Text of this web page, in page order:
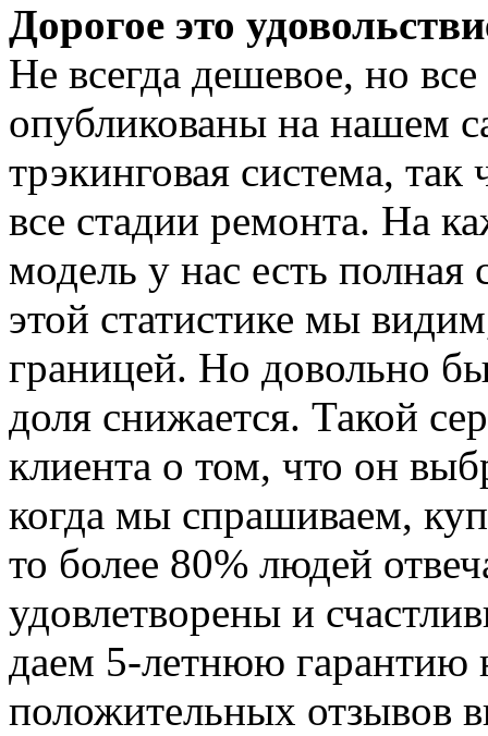
Дорогое это
Не всегда дешевое, но
опубликованы на нашем
трэкинговая система,
все стадии ремонта. На
модель у нас есть полная
этой статистике мы
границей. Но довольно
доля снижается. Такой
клиента о том, что он
когда мы спрашиваем,
то более 80% людей
удовлетворены и
даем 5-летнюю гарантию
положительных отзывов